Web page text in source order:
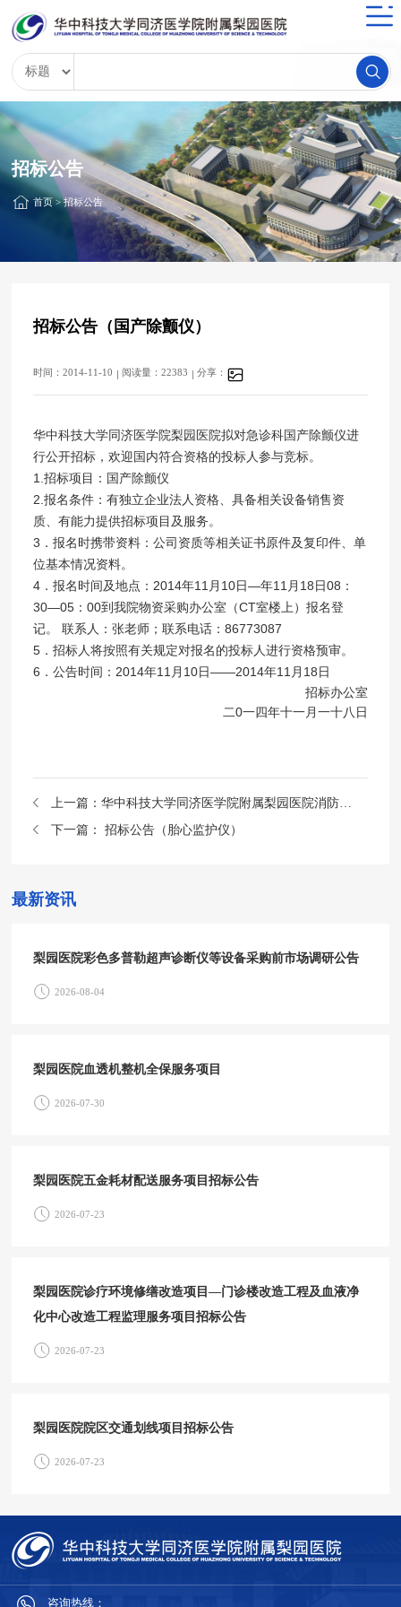
招标公告
首页>招标公告
招标公告（国产除颤仪）
时间：2014-11-10 阅读量：22383 分享：
华中科技大学同济医学院梨园医院拟对急诊科国产除颤仪进
行公开招标，欢迎国内符合资格的投标人参与竞标。
1.招标项目：国产除颤仪
2.报名条件：有独立企业法人资格、具备相关设备销售资
质、有能力提供招标项目及服务。
3．报名时携带资料：公司资质等相关证书原件及复印件、单
位基本情况资料。
4．报名时间及地点：2014年11月10日—年11月18日08：
30—05：00到我院物资采购办公室（CT室楼上）报名登
记。 联系人：张老师；联系电话：86773087
5．招标人将按照有关规定对报名的投标人进行资格预审。
6．公告时间：2014年11月10日——2014年11月18日
招标办公室
二0一四年十一月一十八日
上一篇：
招标公告（胎心监护仪）
下一篇：
最新资讯
梨园医院彩色多普勒超声诊断仪等设备采购前市场调研公告
2026-08-04
梨园医院血透机整机全保服务项目
2026-07-30
梨园医院五金耗材配送服务项目招标公告
2026-07-23
梨园医院诊疗环境修缮改造项目—门诊楼改造工程及血液净
化中心改造工程监理服务项目招标公告
2026-07-23
梨园医院院区交通划线项目招标公告
2026-07-23
咨询热线：